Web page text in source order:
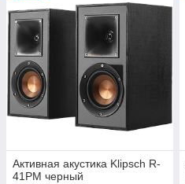
Активная акустика Klipsch R-
41PM черный